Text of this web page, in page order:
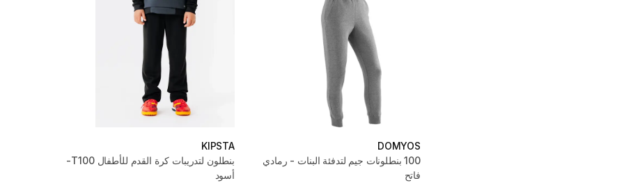
DOMYOS
100 بنطلونات جيم لتدفئة البنات - رمادي
فاتح
KIPSTA
بنطلون لتدريبات كرة القدم للأطفال T100-
أسود